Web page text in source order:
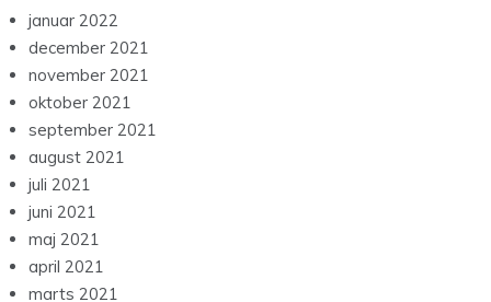
januar 2022
december 2021
november 2021
oktober 2021
september 2021
august 2021
juli 2021
juni 2021
maj 2021
april 2021
marts 2021